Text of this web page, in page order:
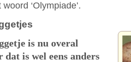
‘Olympiade’.
is nu overal
is wel eens anders